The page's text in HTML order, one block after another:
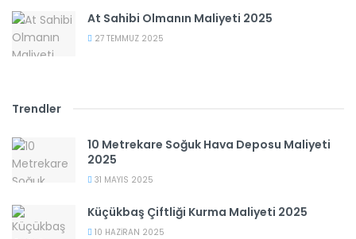
At Sahibi Olmanın Maliyeti 2025
27 TEMMUZ 2025
Trendler
10 Metrekare Soğuk Hava Deposu Maliyeti
2025
31 MAYIS 2025
Küçükbaş Çiftliği Kurma Maliyeti 2025
10 HAZIRAN 2025